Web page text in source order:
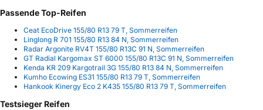
Passende Top-Reifen
Ceat EcoDrive 155/80 R13 79 T, Sommerreifen
Linglong R 701 155/80 R13 84 N, Sommerreifen
Radar Argonite RV4T 155/80 R13C 91 N, Sommerreifen
GT Radial Kargomax ST 6000 155/80 R13C 91 N, Sommerreifen
Kenda KR 209 Kargotrail 3G 155/80 R13 84 N, Sommerreifen
Kumho Ecowing ES31 155/80 R13 79 T, Sommerreifen
Hankook Kinergy Eco 2 K435 155/80 R13 79 T, Sommerreifen
Testsieger Reifen